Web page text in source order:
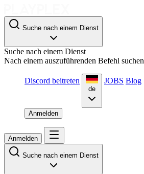
Suche nach einem Dienst
Suche nach einem Dienst
Nach einem auszuführenden Befehl suchen
Discord beitreten
de
JOBS Blog
Anmelden
Anmelden
Suche nach einem Dienst